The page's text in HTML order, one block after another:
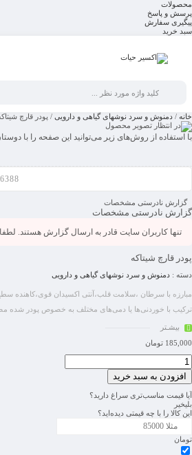
محصولات
پرسش و پاسخ
پیگیری سفارش
سبد خرید
خانه / دمنوش و سرد نوشهای گیاهی و دارویی / پودر قارچ
با استفاده از روش‌های زیر می‌توانید این صفحه را با
گزارش نادرستی مشخصات
گزارش نادرستی مشخصات
تنها کاربران سایت قادر به ارسال گزارش هستند.
پودر قارچ شیتاکه
دسته : دمنوش و سرد نوشهای گیاهی و دارویی
مبارزه با سرطان ،سلامت قلب،آنتی اکسیدان قوی،کاهنده
ترکیب با خوردنی‌ها یا دمی‌های مختلف به خصوص پودر شده
بیشـتر
185,000 تومان
افزودن به سبد خرید
آیا قیمت مناسب‌تری سراغ دارید؟
بلیخیر
این کالا را با چه قیمتی دیده‌اید؟
تومان